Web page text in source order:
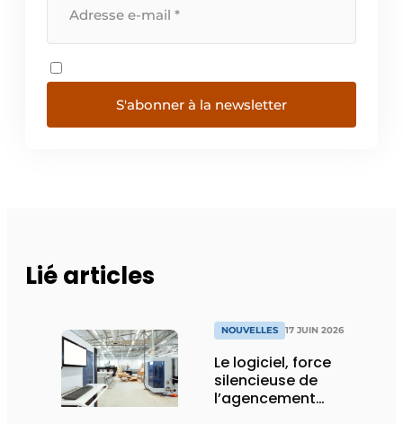
S'abonner à la newsletter
Lié articles
NOUVELLES 17 JUIN 2026
Le logiciel, force
silencieuse de
l’agencement